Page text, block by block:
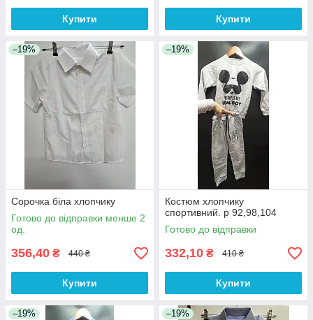
Купити Купити
–19%
Сорочка біла хлопчику
Готово до відправки менше 2
од.
356,40 ₴ 440 ₴
Купити
–19%
Костюм хлопчику
спортивний. р 92,98,104
Готово до відправки
332,10 ₴ 410 ₴
Купити
–19% –19%